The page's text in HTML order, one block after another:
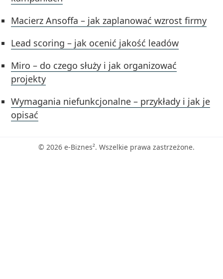
Macierz Ansoffa – jak zaplanować wzrost firmy
Lead scoring – jak ocenić jakość leadów
Miro – do czego służy i jak organizować
projekty
Wymagania niefunkcjonalne – przykłady i jak je
opisać
© 2026 e-Biznes². Wszelkie prawa zastrzeżone.